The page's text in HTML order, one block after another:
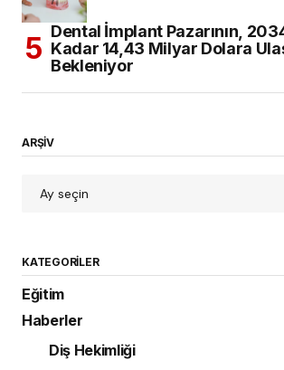
Dental İmplant Pazarının,
Kadar 14,43 Milyar Dolara
Bekleniyor
ARŞİV
KATEGORILER
Eğitim
Haberler
Diş Hekimliği